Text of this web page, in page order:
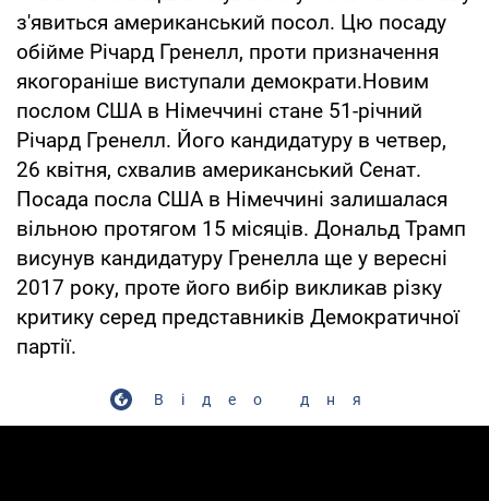
з'явиться американський посол. Цю посаду
обійме Річард Гренелл, проти призначення
якогораніше виступали демократи.Новим
послом США в Німеччині стане 51-річний
Річард Гренелл. Його кандидатуру в четвер,
26 квітня, схвалив американський Сенат.
Посада посла США в Німеччині залишалася
вільною протягом 15 місяців. Дональд Трамп
висунув кандидатуру Гренелла ще у вересні
2017 року, проте його вибір викликав різку
критику серед представників Демократичної
партії.
Відео дня